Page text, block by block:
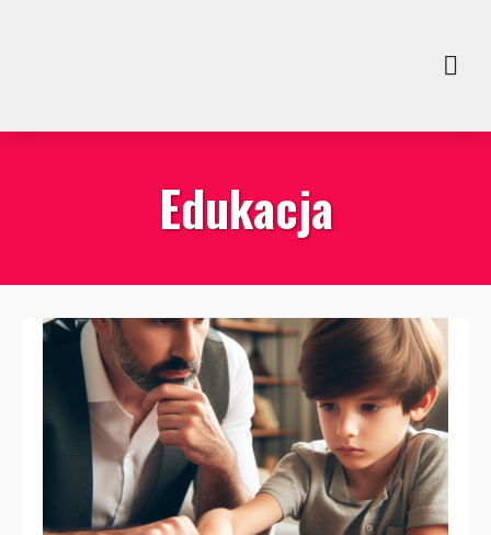
Edukacja